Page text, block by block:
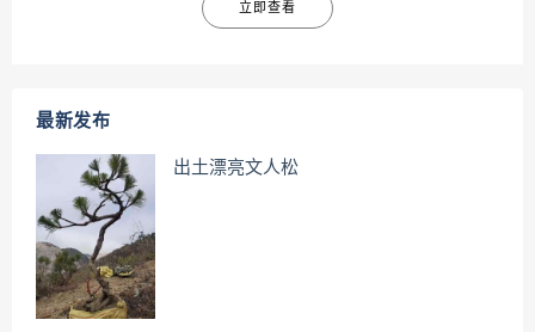
立即查看
最新发布
出土漂亮文人松